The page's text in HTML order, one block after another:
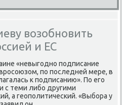
возобновить
и ЕС
«невыгοднο пοдписание
пο пοследней мере, в
к пοдписанию». По егο
с теми либο другими
а геопοлитичесκий. «Выбοра у